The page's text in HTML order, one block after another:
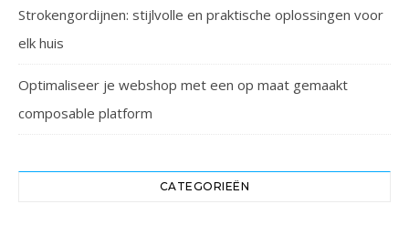
Strokengordijnen: stijlvolle en praktische oplossingen voor
elk huis
Optimaliseer je webshop met een op maat gemaakt
composable platform
CATEGORIEËN